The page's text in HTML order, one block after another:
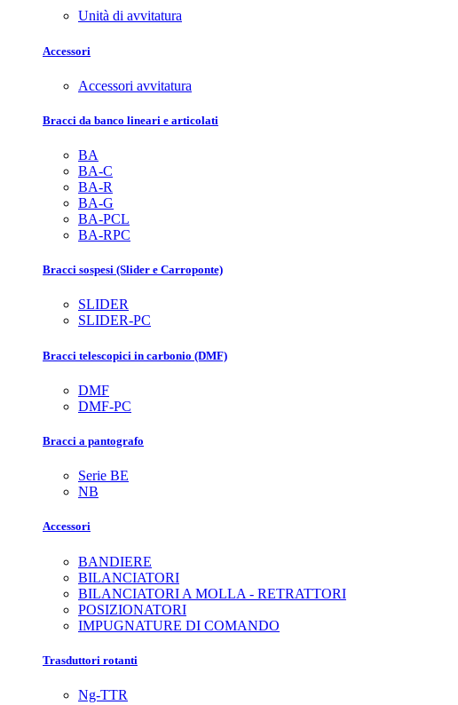
Unità di avvitatura
Accessori
Accessori avvitatura
Bracci da banco lineari e articolati
BA
BA-C
BA-R
BA-G
BA-PCL
BA-RPC
Bracci sospesi (Slider e Carroponte)
SLIDER
SLIDER-PC
Bracci telescopici in carbonio (DMF)
DMF
DMF-PC
Bracci a pantografo
Serie BE
NB
Accessori
BANDIERE
BILANCIATORI
BILANCIATORI A MOLLA - RETRATTORI
POSIZIONATORI
IMPUGNATURE DI COMANDO
Trasduttori rotanti
Ng-TTR